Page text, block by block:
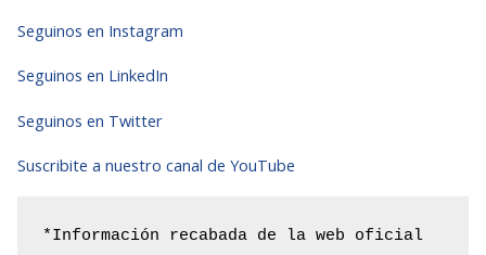
Seguinos en Instagram
Seguinos en LinkedIn
Seguinos en Twitter
Suscribite a nuestro canal de YouTube
*Información recabada de la web oficial